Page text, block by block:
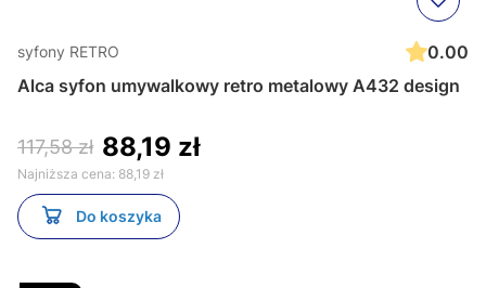
syfony RETRO
0.00
Alca syfon umywalkowy retro metalowy A432 design
117,58 zł 88,19 zł
Najniższa cena: 88,19 zł
Do koszyka